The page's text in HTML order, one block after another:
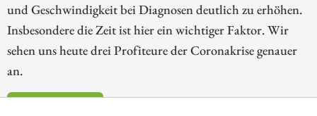
und Geschwindigkeit bei Diagnosen deutlich zu erhöhen.
Insbesondere die Zeit ist hier ein wichtiger Faktor. Wir
sehen uns heute drei Profiteure der Coronakrise genauer
an.